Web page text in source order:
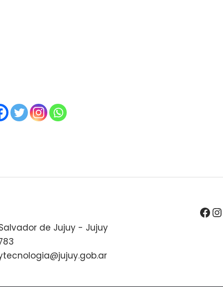
de Jujuy - Jujuy